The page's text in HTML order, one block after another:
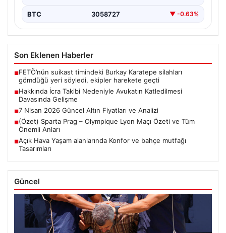
BTC 3058727 ▼ -0.63%
Son Eklenen Haberler
■FETÖ’nün suikast timindeki Burkay Karatepe silahları
gömdüğü yeri söyledi, ekipler harekete geçti
■Hakkında İcra Takibi Nedeniyle Avukatın Katledilmesi
Davasında Gelişme
■7 Nisan 2026 Güncel Altın Fiyatları ve Analizi
■(Özet) Sparta Prag – Olympique Lyon Maçı Özeti ve Tüm
Önemli Anları
■Açık Hava Yaşam alanlarında Konfor ve bahçe mutfağı
Tasarımları
Güncel